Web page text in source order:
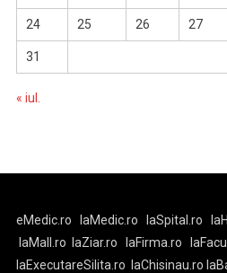
24 25 26 27
31
« iul.
eMedic.ro laMedic.ro laSpital.ro
laMall.ro
laZiar.ro laFirma.ro
laExecutareSilita.ro
laChisinau.ro